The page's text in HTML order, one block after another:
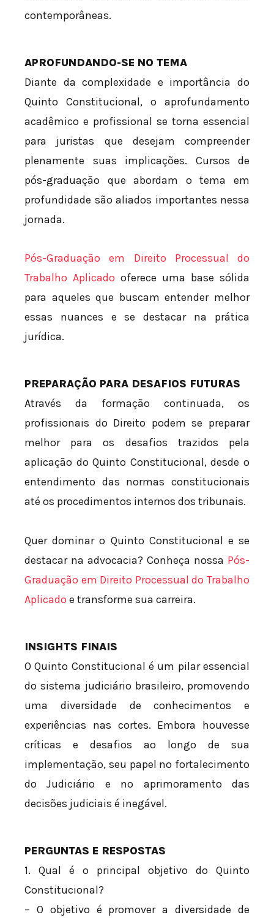
contemporâneas.
APROFUNDANDO-SE NO TEMA
Diante da complexidade e importância do
Quinto Constitucional, o aprofundamento
acadêmico e profissional se torna essencial
para juristas que desejam compreender
plenamente suas implicações. Cursos de
pós-graduação que abordam o tema em
profundidade são aliados importantes nessa
jornada.
Pós-Graduação em Direito Processual do
Trabalho Aplicado oferece uma base sólida
para aqueles que buscam entender melhor
essas nuances e se destacar na prática
jurídica.
PREPARAÇÃO PARA DESAFIOS FUTURAS
Através da formação continuada, os
profissionais do Direito podem se preparar
melhor para os desafios trazidos pela
aplicação do Quinto Constitucional, desde o
entendimento das normas constitucionais
até os procedimentos internos dos tribunais.
Quer dominar o Quinto Constitucional e se
destacar na advocacia? Conheça nossa Pós-
Graduação em Direito Processual do Trabalho
Aplicado e transforme sua carreira.
INSIGHTS FINAIS
O Quinto Constitucional é um pilar essencial
do sistema judiciário brasileiro, promovendo
uma diversidade de conhecimentos e
experiências nas cortes. Embora houvesse
críticas e desafios ao longo de sua
implementação, seu papel no fortalecimento
do Judiciário e no aprimoramento das
decisões judiciais é inegável.
PERGUNTAS E RESPOSTAS
1. Qual é o principal objetivo do Quinto
Constitucional?
– O objetivo é promover a diversidade de